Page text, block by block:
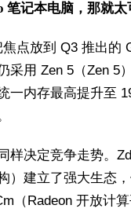
笔记本电脑，那就
点放到 Q3 推出的
采用 Zen 5（Zen 5
一内存最高提升至
样决定竞争走势。
）建立了强大生态
（Radeon 开放计